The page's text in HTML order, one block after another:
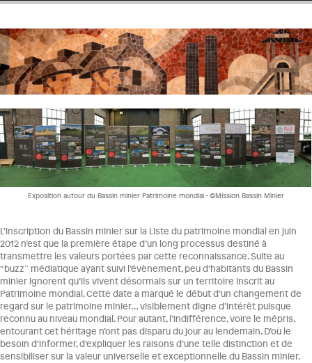
Exposition autour du Bassin minier Patrimoine mondial - ©Mission Bassin Minier
L’inscription du Bassin minier sur la Liste du patrimoine mondial en juin
2012 n’est que la première étape d’un long processus destiné à
transmettre les valeurs portées par cette reconnaissance. Suite au
“buzz” médiatique ayant suivi l’évènement, peu d’habitants du Bassin
minier ignorent qu’ils vivent désormais sur un territoire inscrit au
Patrimoine mondial. Cette date a marqué le début d’un changement de
regard sur le patrimoine minier… visiblement digne d’intérêt puisque
reconnu au niveau mondial. Pour autant, l’indifférence, voire le mépris,
entourant cet héritage n’ont pas disparu du jour au lendemain. D’où le
besoin d’informer, d’expliquer les raisons d’une telle distinction et de
sensibiliser sur la valeur universelle et exceptionnelle du Bassin minier.